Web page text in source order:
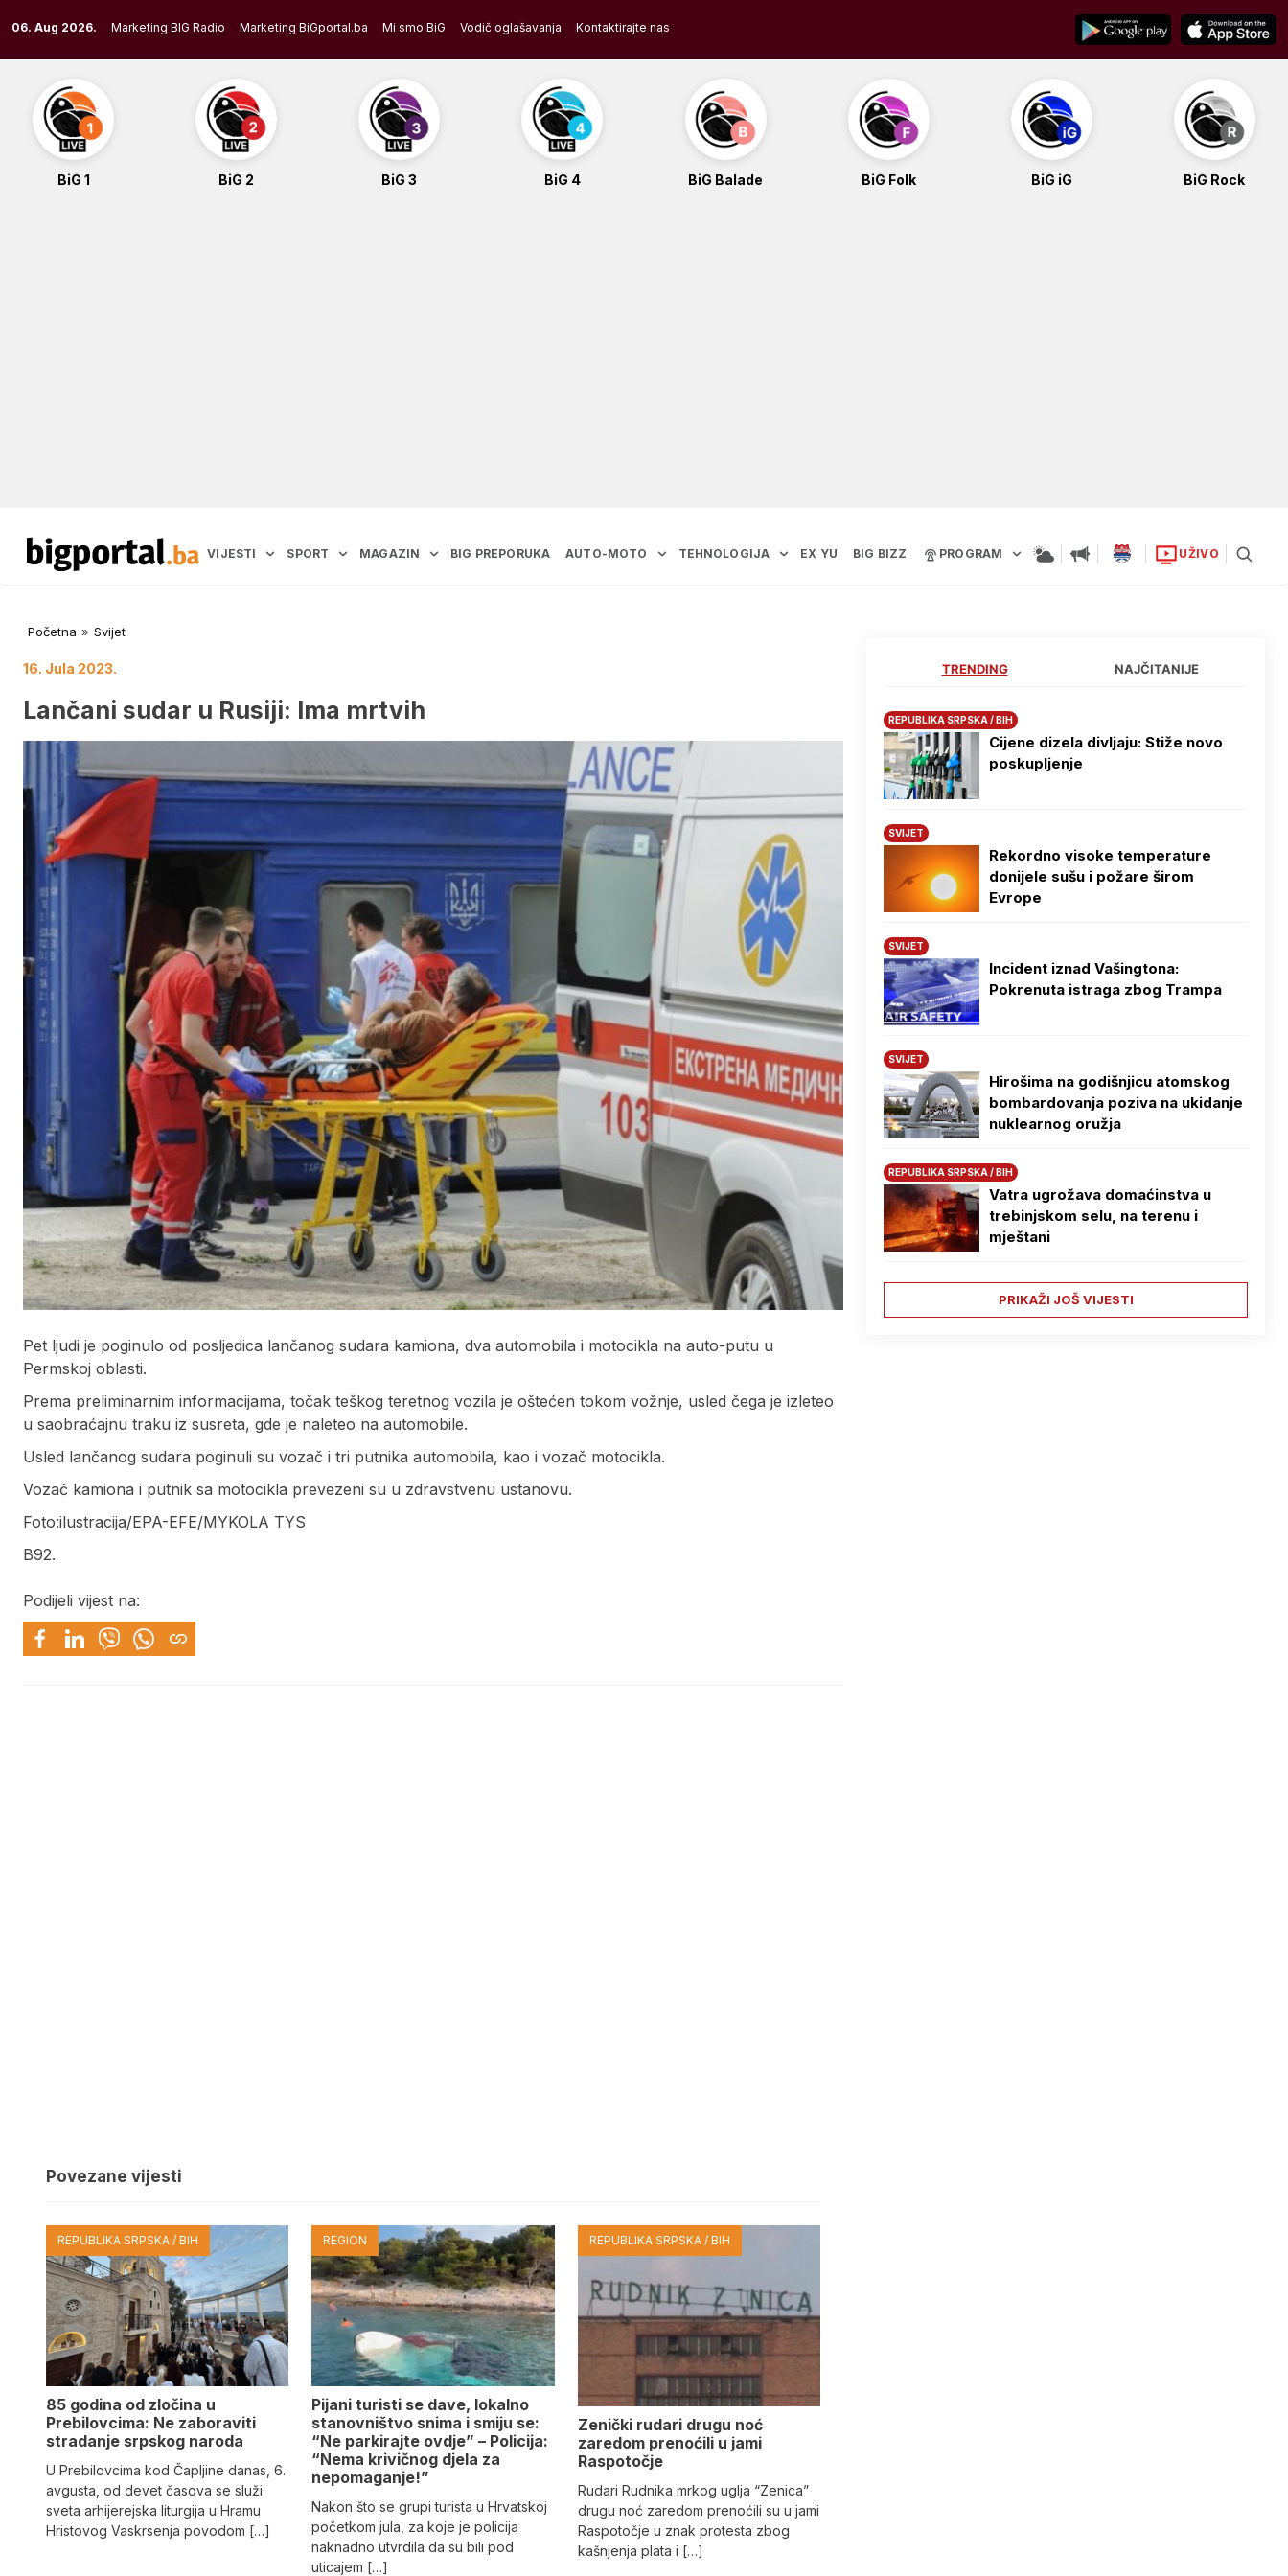
to
content
06. Aug 2026. Marketing BIG Radio Marketing BiGportal.ba Mi smo BiG Vodič oglašavanja Kontaktirajte nas
BiG 1 BiG 2 BiG 3 BiG 4 BiG Balade BiG Folk BiG iG BiG Rock
VIJESTI SPORT MAGAZIN BIG PREPORUKA AUTO-MOTO TEHNOLOGIJA EX YU BIG BIZZ PROGRAM UŽIVO
Početna » Svijet
16. Jula 2023.
Lančani sudar u Rusiji: Ima mrtvih
Pet ljudi je poginulo od posljedica lančanog sudara kamiona, dva automobila i motocikla na auto-putu u
Permskoj oblasti.
Prema preliminarnim informacijama, točak teškog teretnog vozila je oštećen tokom vožnje, usled čega je izleteo
u saobraćajnu traku iz susreta, gde je naleteo na automobile.
Usled lančanog sudara poginuli su vozač i tri putnika automobila, kao i vozač motocikla.
Vozač kamiona i putnik sa motocikla prevezeni su u zdravstvenu ustanovu.
Foto:ilustracija/EPA-EFE/MYKOLA TYS
B92.
Podijeli vijest na:
Povezane vijesti
REPUBLIKA SRPSKA / BIH
85 godina od zločina u
Prebilovcima: Ne zaboraviti
stradanje srpskog naroda
U Prebilovcima kod Čapljine danas, 6.
avgusta, od devet časova se služi
sveta arhijerejska liturgija u Hramu
Hristovog Vaskrsenja povodom […]
REGION
Pijani turisti se dave, lokalno
stanovništvo snima i smiju se:
“Ne parkirajte ovdje” – Policija:
“Nema krivičnog djela za
nepomaganje!”
Nakon što se grupi turista u Hrvatskoj
početkom jula, za koje je policija
naknadno utvrdila da su bili pod
uticajem […]
REPUBLIKA SRPSKA / BIH
Zenički rudari drugu noć
zaredom prenoćili u jami
Raspotočje
Rudari Rudnika mrkog uglja “Zenica”
drugu noć zaredom prenoćili su u jami
Raspotočje u znak protesta zbog
kašnjenja plata i […]
TRENDING NAJČITANIJE
REPUBLIKA SRPSKA / BIH
Cijene dizela divljaju: Stiže novo
poskupljenje
SVIJET
Rekordno visoke temperature
donijele sušu i požare širom
Evrope
SVIJET
Incident iznad Vašingtona:
Pokrenuta istraga zbog Trampa
SVIJET
Hirošima na godišnjicu atomskog
bombardovanja poziva na ukidanje
nuklearnog oružja
REPUBLIKA SRPSKA / BIH
Vatra ugrožava domaćinstva u
trebinjskom selu, na terenu i
mještani
PRIKAŽI JOŠ VIJESTI